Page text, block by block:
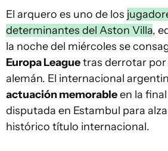
El arquero es uno de los
determinantes del Aston Villa,
la noche del miércoles se
Europa Leaguetras derrotar
alemán. El internacional
actuación memorableen la
disputada en Estambul para
histórico título internacional.